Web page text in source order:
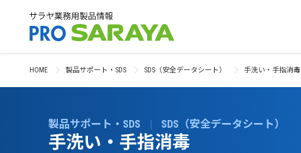
HOME 製品サポート・SDS SDS（安全データシート） 手洗い・手指消毒
製品サポート・SDS | SDS（安全データシート）
手洗い・手指消毒